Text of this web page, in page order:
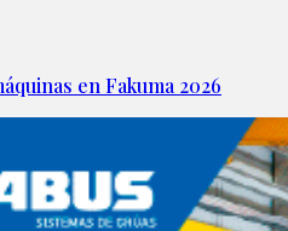
en Fakuma 2026